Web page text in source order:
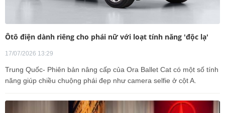
Ôtô điện dành riêng cho phái nữ với loạt tính năng 'độc lạ'
17/07/2026 13:29
Trung Quốc- Phiên bản nâng cấp của Ora Ballet Cat có một số tính
năng giúp chiều chuộng phái đẹp như camera selfie ở cột A.